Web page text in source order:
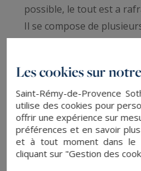
possible, le tout est a
Il se compose de
- une deuxième maison
élevé d un étage avec
- une maison de gardien
- une maison de plain
- annexes
- les bâtiments n ont pas
Les cookies sur
Saint-Rémy-de-Provence
utilise des cookies pour
offrir une expérience sur
préférences et en savoir
et à tout moment dans
cliquant sur "Gestion des